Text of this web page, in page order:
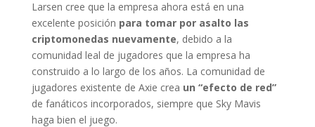
Larsen cree que la empresa ahora está en una
excelente posición para tomar por asalto las
criptomonedas nuevamente, debido a la
comunidad leal de jugadores que la empresa ha
construido a lo largo de los años. La comunidad de
jugadores existente de Axie crea un “efecto de red”
de fanáticos incorporados, siempre que Sky Mavis
haga bien el juego.